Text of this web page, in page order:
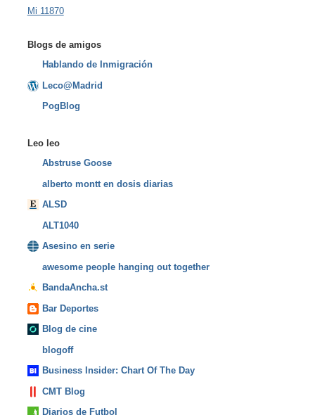
Mi 11870
Blogs de amigos
Hablando de Inmigración
Leco@Madrid
PogBlog
Leo leo
Abstruse Goose
alberto montt en dosis diarias
ALSD
ALT1040
Asesino en serie
awesome people hanging out together
BandaAncha.st
Bar Deportes
Blog de cine
blogoff
Business Insider: Chart Of The Day
CMT Blog
Diarios de Futbol